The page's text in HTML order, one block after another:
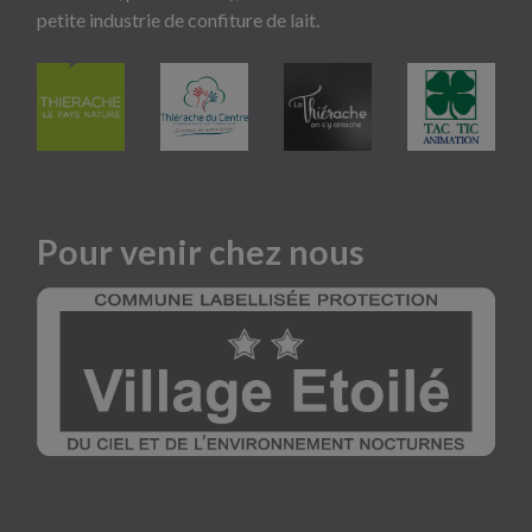
petite industrie de confiture de lait.
Pour venir chez nous